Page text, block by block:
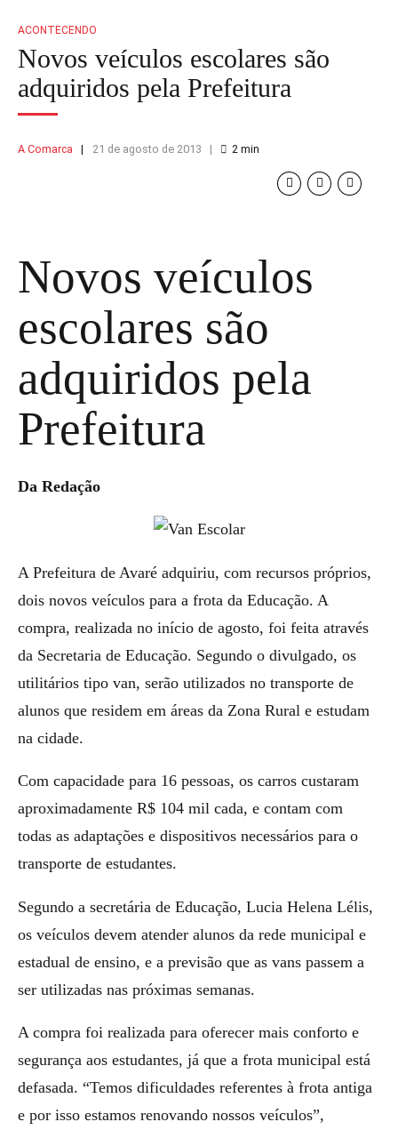
ACONTECENDO
Novos veículos escolares são
adquiridos pela Prefeitura
A Comarca 21 de agosto de 2013 2 min
Novos veículos
escolares são
adquiridos pela
Prefeitura
Da Redação
A Prefeitura de Avaré adquiriu, com recursos próprios,
dois novos veículos para a frota da Educação. A
compra, realizada no início de agosto, foi feita através
da Secretaria de Educação. Segundo o divulgado, os
utilitários tipo van, serão utilizados no transporte de
alunos que residem em áreas da Zona Rural e estudam
na cidade.
Com capacidade para 16 pessoas, os carros custaram
aproximadamente R$ 104 mil cada, e contam com
todas as adaptações e dispositivos necessários para o
transporte de estudantes.
Segundo a secretária de Educação, Lucia Helena Lélis,
os veículos devem atender alunos da rede municipal e
estadual de ensino, e a previsão que as vans passem a
ser utilizadas nas próximas semanas.
A compra foi realizada para oferecer mais conforto e
segurança aos estudantes, já que a frota municipal está
defasada. “Temos dificuldades referentes à frota antiga
e por isso estamos renovando nossos veículos”,